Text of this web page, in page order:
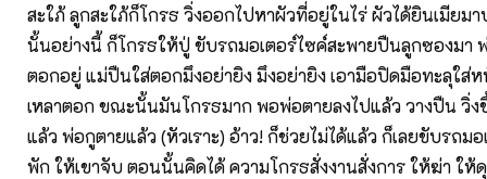
สะใภ้ ลูกสะใภ้ก็โกรธ วิ่งออกไปหาผัวที่อยู่ในไร่ ผัวได้ยินเมียม
นั้นอย่างนี้ ก็โกรธให้ปู่ ขับรถมอเตอร์ไซค์สะพายปืนลูกซองมา
ตอกอยู่ แม่ปืนใส่ตอกมึงอย่ายิง มึงอย่ายิง เอามือปิดมือทะลุใส่
เหลาตอก ขณะนั้นมันโกรธมาก พอพ่อตายลงไปแล้ว วางปืน วิ่
แล้ว พ่อกูตายแล้ว (หัวเราะ) อ้าว! ก็ช่วยไม่ได้แล้ว ก็เลยขับรถมอ
พัก ให้เขาจับ ตอนนั้นคิดได้ ความโกรธสั่งงานสั่งการ ให้ฆ่า ให้